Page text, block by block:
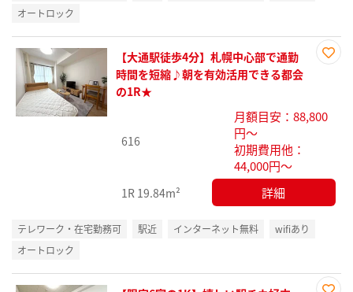
オートロック
録
【大通駅徒歩4分】札幌中心部で通勤
時間を短縮♪朝を有効活用できる都会
の1R★
616
月額目安：88,800
円～
初期費用他：
44,000円～
1R 19.84m² 詳細
テレワーク・在宅勤務可 駅近 インターネット無料
wifiあり
オートロック